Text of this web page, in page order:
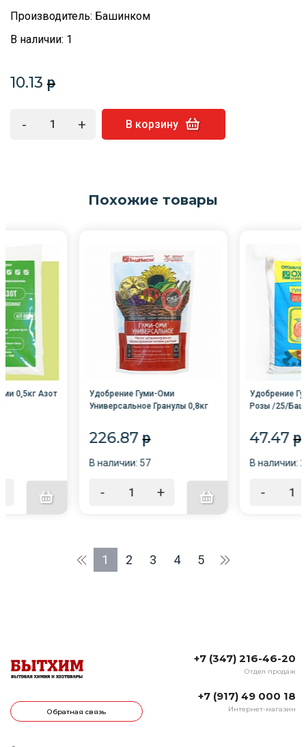
Производитель: Башинком
В наличии: 1
10.13 p
- + В корзину
Похожие товары
0,5кг Азот
Удобрение Гуми-Оми
Универсальное Гранулы 0,8кг
226.87 p
В наличии: 57
- +
Удобрение
Розы /25/
47.47 p
В наличии:
-
1 2 3 4 5
Обратная связь
+7 (347) 216-46-20
Отдел продаж
+7 (917) 49 000 18
Интернет-магазин